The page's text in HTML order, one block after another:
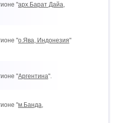
"арх.Барат Дайа,
"о.Ява, Индонезия"
"Аргентина".
"м.Банда,